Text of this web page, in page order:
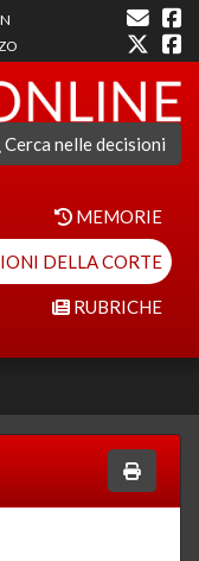
Cerca nelle decisioni
MEMORIE
DELLA CORTE
RUBRICHE